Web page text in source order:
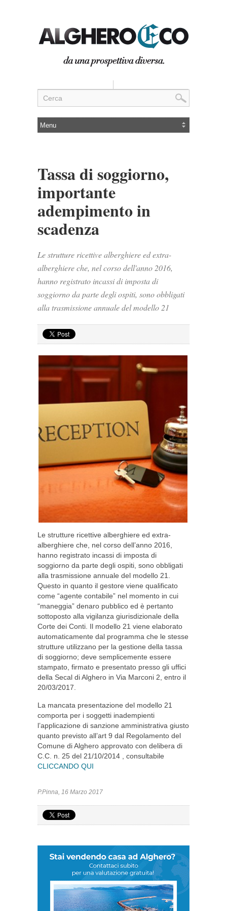
Tassa di soggiorno,
importante
adempimento in
scadenza
Le strutture ricettive alberghiere ed extra-
alberghiere che, nel corso dell'anno 2016,
hanno registrato incassi di imposta di
soggiorno da parte degli ospiti, sono obbligati
alla trasmissione annuale del modello 21
Le strutture ricettive alberghiere ed extra-
alberghiere che, nel corso dell’anno 2016,
hanno registrato incassi di imposta di
soggiorno da parte degli ospiti, sono obbligati
alla trasmissione annuale del modello 21.
Questo in quanto il gestore viene qualificato
come “agente contabile” nel momento in cui
“maneggia” denaro pubblico ed è pertanto
sottoposto alla vigilanza giurisdizionale della
Corte dei Conti. Il modello 21 viene elaborato
automaticamente dal programma che le stesse
strutture utilizzano per la gestione della tassa
di soggiorno; deve semplicemente essere
stampato, firmato e presentato presso gli uffici
della Secal di Alghero in Via Marconi 2, entro il
20/03/2017.
La mancata presentazione del modello 21
comporta per i soggetti inadempienti
l’applicazione di sanzione amministrativa giusto
quanto previsto all’art 9 dal Regolamento del
Comune di Alghero approvato con delibera di
C.C. n. 25 del 21/10/2014 , consultabile
CLICCANDO QUI
P.Pinna, 16 Marzo 2017